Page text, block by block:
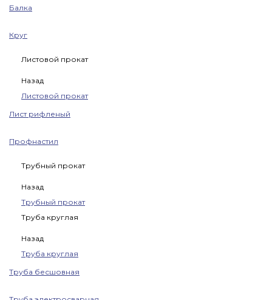
Балка
Круг
Листовой прокат
Назад
Листовой прокат
Лист рифленый
Профнастил
Трубный прокат
Назад
Трубный прокат
Труба круглая
Назад
Труба круглая
Труба бесшовная